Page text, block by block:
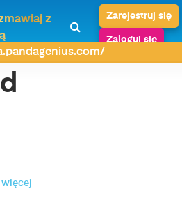
z
Zarejestruj się
Zaloguj się